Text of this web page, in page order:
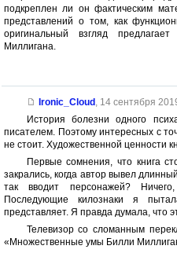
подкреплен ли он фактическим
представлений о том, как
оригинальный взгляд
Миллигана.
Ironic_Cloud , 14 сентября
История болезни одного
писателем. Поэтому интересных с
не стоит. Художественной ценности
Первые сомнения, что книга
закрались, когда автор вывел
так вводит персонажей?
Последующие килознаки я
представляет. Я правда думала, что
Телевизор со сломанным
«Множественные умы Билли